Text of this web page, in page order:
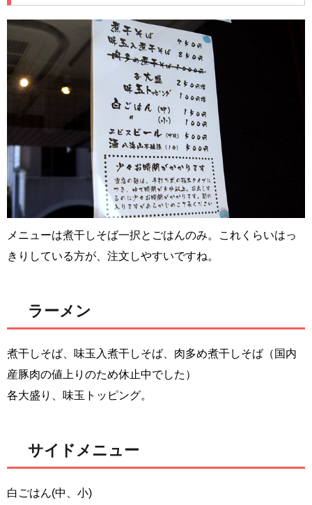
メニューは煮干しそば一択とごはんのみ。これくらいはっ
きりしている方が、注文しやすいですね。
ラーメン
煮干しそば、味玉入煮干しそば、肉多め煮干しそば（国内
産豚肉の値上りのため休止中でした）
各大盛り、味玉トッピング。
サイドメニュー
白ごはん(中、小)